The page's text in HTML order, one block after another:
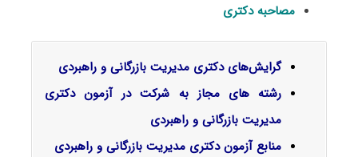
مصاحبه دکتری
گرایش‌های دکتری ﻣﺪﻳﺮﻳﺖ ﺑﺎزرﮔﺎنی و راﻫﺒﺮدی
رشته های مجاز به شرکت در آزمون دکتری
مدیریت بازرگانی و راهبردی
منابع آزمون دکتری مدیریت بازرگانی و راهبردی